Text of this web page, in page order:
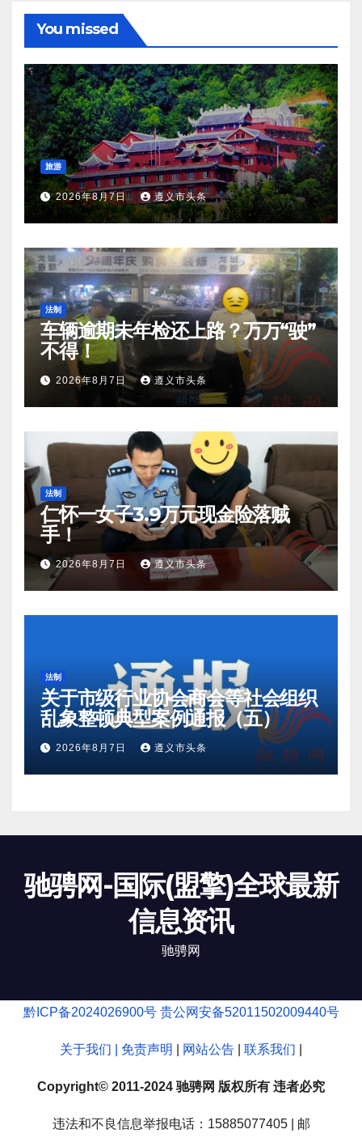
You missed
旅游
2026年8月7日 遵义市头条
法制
车辆逾期未年检还上路？万万“驶”
不得！
2026年8月7日 遵义市头条
法制
仁怀一女子3.9万元现金险落贼
手！
2026年8月7日 遵义市头条
法制
关于市级行业协会商会等社会组织
乱象整顿典型案例通报（五）
2026年8月7日 遵义市头条
驰骋网-国际(盟擎)全球最新
信息资讯
驰骋网
黔ICP备2024026900号 贵公网安备52011502009440号
关于我们 | 免责声明 网站公告 联系我们
Copyright© 2011-2024 驰骋网 版权所有 违者必究
违法和不良信息举报电话：15885077405 | 邮